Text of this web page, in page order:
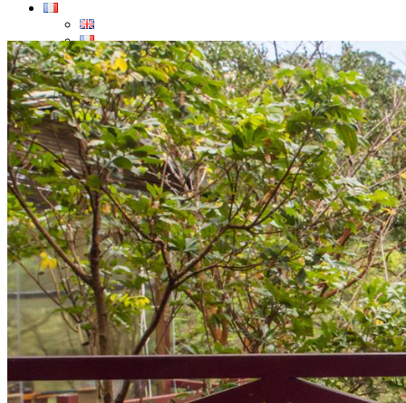
Demande d’info
09 83 40 65 79